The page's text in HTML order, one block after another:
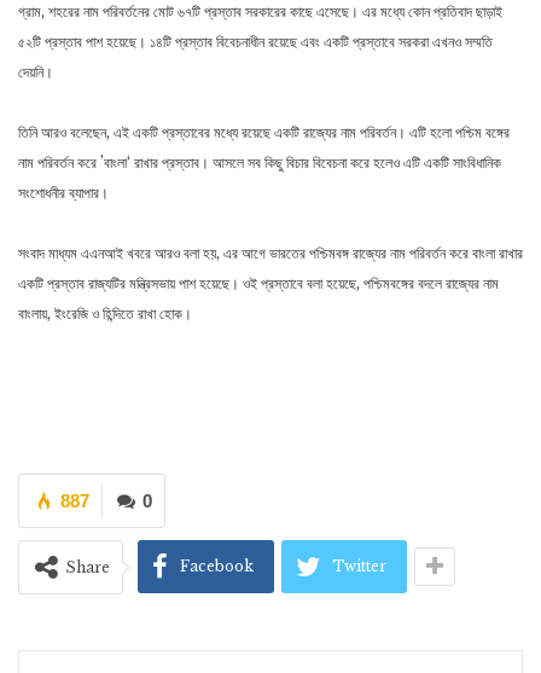
গ্রাম, শহরের নাম পরিবর্তনের মোট ৬৭টি প্রস্তাব সরকারের কাছে এসেছে। এর মধ্যে কোন প্রতিবাদ ছাড়াই
৫২টি প্রস্তাব পাশ হয়েছে। ১৪টি প্রস্তাব বিবেচনাধীন রয়েছে এবং একটি প্রস্তাবে সরকরা এখনও সম্মতি
দেয়নি।
তিনি আরও বলেছেন, এই একটি প্রস্তাবের মধ্যে রয়েছে একটি রাজ্যের নাম পরিবর্তন। এটি হলো পশ্চিম বঙ্গের
নাম পরিবর্তন করে ’বাংলা‘ রাখার প্রস্তাব। আসলে সব কিছু বিচার বিবেচনা করে হলেও এটি একটি সাংবিধানিক
সংশোধনীর ব্যাপার।
সংবাদ মাধ্যম এএনআই খবরে আরও বলা হয়, এর আগে ভারতের পশ্চিমবঙ্গ রাজ্যের নাম পরিবর্তন করে বাংলা রাখার
একটি প্রস্তাব রাজ্যটির মন্ত্রিসভায় পাশ হয়েছে। ওই প্রস্তাবে বলা হয়েছে, পশ্চিমবঙ্গের বদলে রাজ্যের নাম
বাংলায়, ইংরেজি ও হিন্দিতে রাখা হোক।
0
887
Share Facebook Twitter